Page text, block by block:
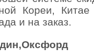
Кореи, Китае
и на заказ.